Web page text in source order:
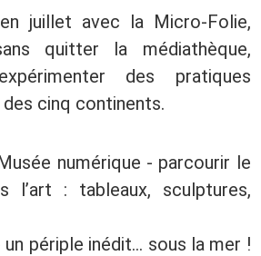
juillet avec la Micro-Folie,
quitter la médiathèque,
des pratiques
cinq continents.
numérique - parcourir le
l’art : tableaux, sculptures,
périple inédit… sous la mer !